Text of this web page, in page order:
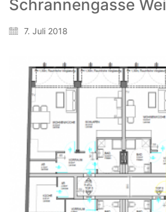
Schrannengasse
7. Juli 2018
WeiserLeben GmbH
A-5020 Salzburg
office@weiserleben.at
+43(0) 664 244 88 38
Wir schaffen Lebensräume, die
Innenwelt verbinden. Das
Vordergrund.